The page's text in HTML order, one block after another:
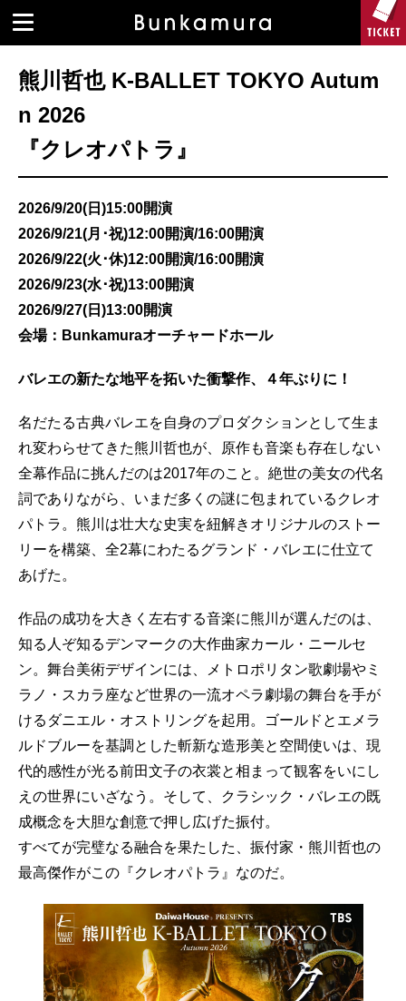
熊川哲也 K-BALLET TOKYO Autum
n 2026
『クレオパトラ』
2026/9/20(日)15:00開演
2026/9/21(月･祝)12:00開演/16:00開演
2026/9/22(火･休)12:00開演/16:00開演
2026/9/23(水･祝)13:00開演
2026/9/27(日)13:00開演
会場：Bunkamuraオーチャードホール
バレエの新たな地平を拓いた衝撃作、４年ぶりに！
名だたる古典バレエを自身のプロダクションとして生ま
れ変わらせてきた熊川哲也が、原作も音楽も存在しない
全幕作品に挑んだのは2017年のこと。絶世の美女の代名
詞でありながら、いまだ多くの謎に包まれているクレオ
パトラ。熊川は壮大な史実を紐解きオリジナルのストー
リーを構築、全2幕にわたるグランド・バレエに仕立て
あげた。
作品の成功を大きく左右する音楽に熊川が選んだのは、
知る人ぞ知るデンマークの大作曲家カール・ニールセ
ン。舞台美術デザインには、メトロポリタン歌劇場やミ
ラノ・スカラ座など世界の一流オペラ劇場の舞台を手が
けるダニエル・オストリングを起用。ゴールドとエメラ
ルドブルーを基調とした斬新な造形美と空間使いは、現
代的感性が光る前田文子の衣裳と相まって観客をいにし
えの世界にいざなう。そして、クラシック・バレエの既
成概念を大胆な創意で押し広げた振付。
すべてが完璧なる融合を果たした、振付家・熊川哲也の
最高傑作がこの『クレオパトラ』なのだ。